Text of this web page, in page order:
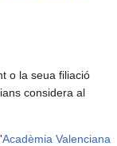
o la seua filiació
considera al
Acadèmia Valenciana